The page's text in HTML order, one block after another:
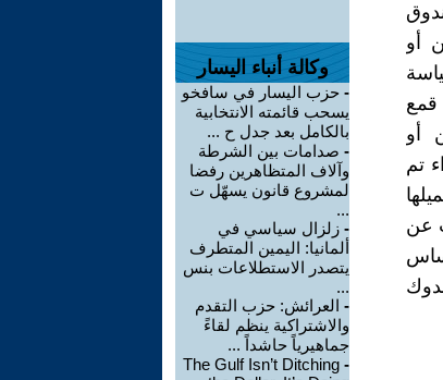
أو
قمع
أو
تم
عن
وكالة أنباء اليسار
- حزب اليسار في سافخو
يسحب قائمته الانتخابية
بالكامل بعد جدل ح ...
- صدامات بين الشرطة
وآلاف المتظاهرين رفضا
لمشروع قانون يسهّل ت
...
- زلزال سياسي في
ألمانيا: اليمين المتطرف
يتصدر الاستطلاعات بنس
...
- العرائش: حزب التقدم
والاشتراكية ينظم لقاءً
جماهيرياً حاشداً ...
-
The Gulf Isn’t Ditching